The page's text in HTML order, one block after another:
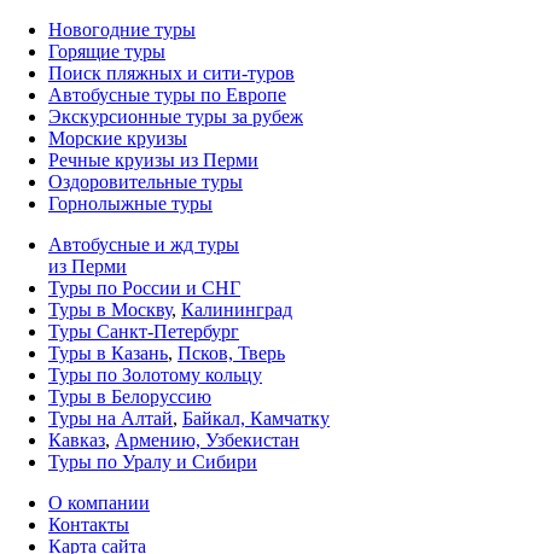
Новогодние туры
Горящие туры
Поиск пляжных и сити-туров
Автобусные туры по Европе
Экскурсионные туры за рубеж
Морские круизы
Речные круизы из Перми
Оздоровительные туры
Горнолыжные туры
Автобусные и жд туры
из Перми
Туры по России и СНГ
Туры в Москву, Калининград
Туры Санкт-Петербург
Туры в Казань, Псков, Тверь
Туры по Золотому кольцу
Туры в Белоруссию
Туры на Алтай, Байкал, Камчатку
Кавказ, Армению, Узбекистан
Туры по Уралу и Сибири
О компании
Контакты
Карта сайта